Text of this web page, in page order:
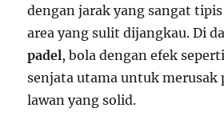
dengan jarak yang sangat
area yang sulit dijangkau. Di
padel, bola dengan efek
senjata utama untuk merusak
lawan yang solid.